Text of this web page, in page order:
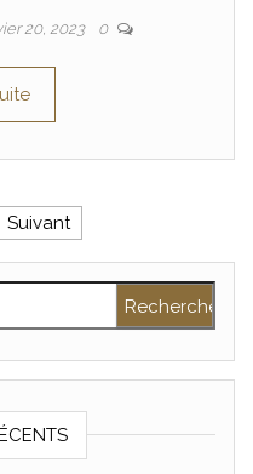
20, 2023 0
Suivant